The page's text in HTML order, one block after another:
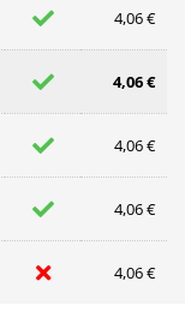
4,06 €
4,06 €
4,06 €
4,06 €
4,06 €